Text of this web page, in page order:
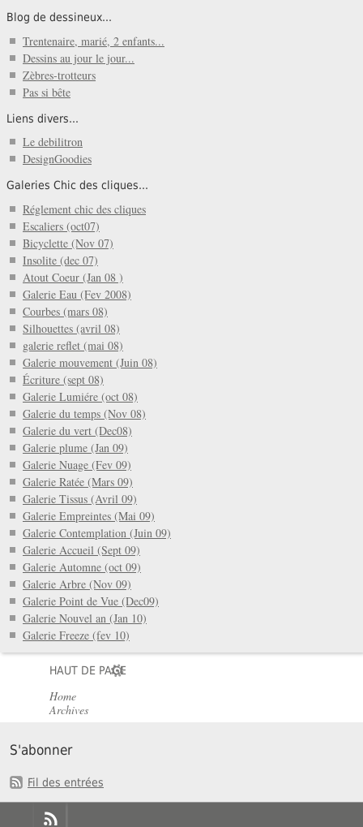
Blog de dessineux...
Trentenaire, marié, 2 enfants...
Dessins au jour le jour...
Zèbres-trotteurs
Pas si bête
Liens divers...
Le debilitron
DesignGoodies
Galeries Chic des cliques...
Réglement chic des cliques
Escaliers (oct07)
Bicyclette (Nov 07)
Insolite (dec 07)
Atout Coeur (Jan 08 )
Galerie Eau (Fev 2008)
Courbes (mars 08)
Silhouettes (avril 08)
galerie reflet (mai 08)
Galerie mouvement (Juin 08)
Écriture (sept 08)
Galerie Lumiére (oct 08)
Galerie du temps (Nov 08)
Galerie du vert (Dec08)
Galerie plume (Jan 09)
Galerie Nuage (Fev 09)
Galerie Ratée (Mars 09)
Galerie Tissus (Avril 09)
Galerie Empreintes (Mai 09)
Galerie Contemplation (Juin 09)
Galerie Accueil (Sept 09)
Galerie Automne (oct 09)
Galerie Arbre (Nov 09)
Galerie Point de Vue (Dec09)
Galerie Nouvel an (Jan 10)
Galerie Freeze (fev 10)
HAUT DE PAGE
Home
Archives
S'abonner
Fil des entrées